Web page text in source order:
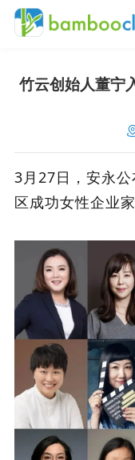
竹云创始人董宁
3月27日，安永
区成功女性企业